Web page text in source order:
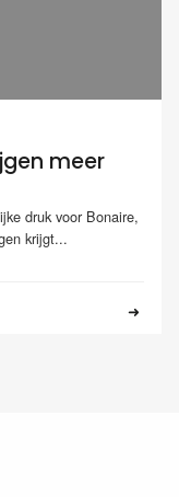
meer
druk voor Bonaire,
krijgt...